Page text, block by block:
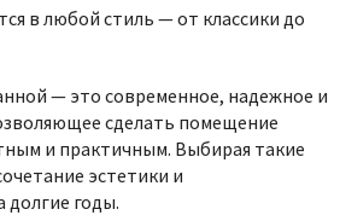
в любой стиль — от классики до
— это современное, надежное и
сделать помещение
и практичным. Выбирая такие
эстетики и
годы.